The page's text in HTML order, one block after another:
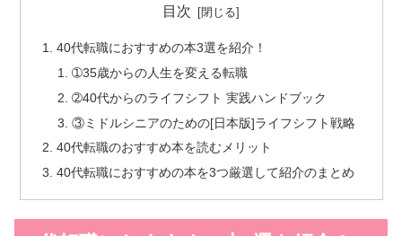
目次
40代転職におすすめの本3選を紹介！
➀35歳からの人生を変える転職
➁40代からのライフシフト 実践ハンドブック
③ミドルシニアのための[日本版]ライフシフト戦略
40代転職のおすすめ本を読むメリット
40代転職におすすめの本を3つ厳選して紹介のまとめ